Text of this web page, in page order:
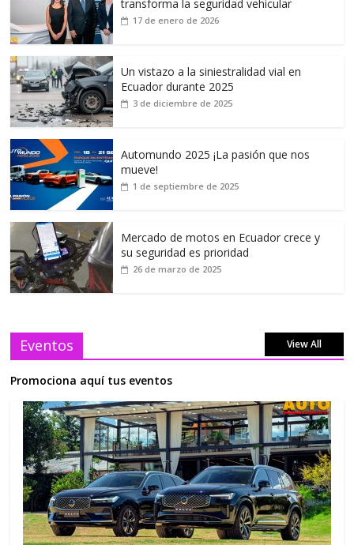
transforma la seguridad vehicular
17 de enero de 2026
Un vistazo a la siniestralidad vial en
Ecuador durante 2025
3 de diciembre de 2025
Automundo 2025 ¡La pasión que nos
mueve!
1 de septiembre de 2025
Mercado de motos en Ecuador crece y
su seguridad es prioridad
26 de marzo de 2025
Eventos View All
Promociona aquí tus eventos